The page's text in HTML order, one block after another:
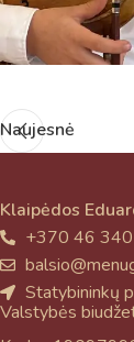
Naujesnė
Klaipėdos
+370 46
Statybininkų
Valstybės